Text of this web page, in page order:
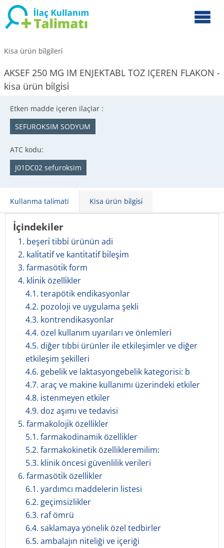
Kisa ürün bi̇lgi̇leri̇
AKSEF 250 MG IM ENJEKTABL TOZ IÇEREN FLAKON -
kisa ürün bi̇lgi̇si̇
Etken madde içeren ilaçlar :
SEFUROKSIM SODYUM
ATC kodu:
J01DC02 sefuroksim
Kullanma tali̇mati Kisa ürün bi̇lgi̇si̇
İçindekiler
1. beşeri̇ tibbi̇ ürünün adi
2. kali̇tati̇f ve kanti̇tati̇f bi̇leşi̇m
3. farmasöti̇k form
4. kli̇ni̇k özelli̇kler
4.1. terapötik endikasyonlar
4.2. pozoloji ve uygulama şekli
4.3. kontrendikasyonlar
4.4. özel kullanım uyarıları ve önlemleri
4.5. diğer tıbbi ürünler ile etkileşimler ve diğer
etkileşim şekilleri
4.6. gebelik ve laktasyongebelik kategorisi: b
4.7. araç ve makine kullanımı üzerindeki etkiler
4.8. i̇stenmeyen etkiler
4.9. doz aşımı ve tedavisi
5. farmakoloji̇k özelli̇kler
5.1. farmakodinamik özellikler
5.2. farmakokinetik özellikleremilim:
5.3. klinik öncesi güvenlilik verileri
6. farmasöti̇k özelli̇kler
6.1. yardımcı maddelerin listesi
6.2. geçimsizlikler
6.3. raf ömrü
6.4. saklamaya yönelik özel tedbirler
6.5. ambalajın niteliği ve içeriği